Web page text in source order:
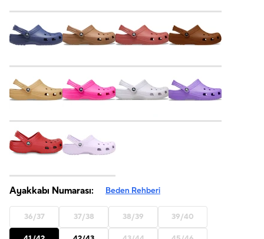
Ayakkabı Numarası: Beden Rehberi
36/37 37/38 38/39 39/40